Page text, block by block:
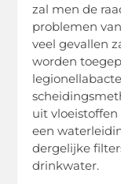
zal men de
problemen
veel gevallen
worden
uit
een
dergelijke
drinkwater.